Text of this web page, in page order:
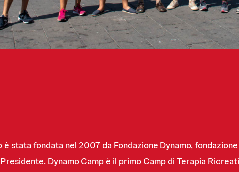
è stata fondata nel 2007 da Fondazione Dynamo,
Dynamo Camp è il primo Camp di Terapia